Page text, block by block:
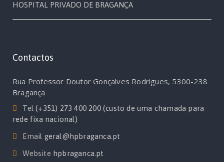
HOSPITAL PRIVADO DE BRAGANÇA
Contactos
Rua Professor Doutor Gonçalves Rodrigues, 5300-238
Bragança
Tel(+351) 273 400 200 (custo de uma chamada para
rede fixa nacional)
Email geral@hpbraganca.pt
Website hpbraganca.pt